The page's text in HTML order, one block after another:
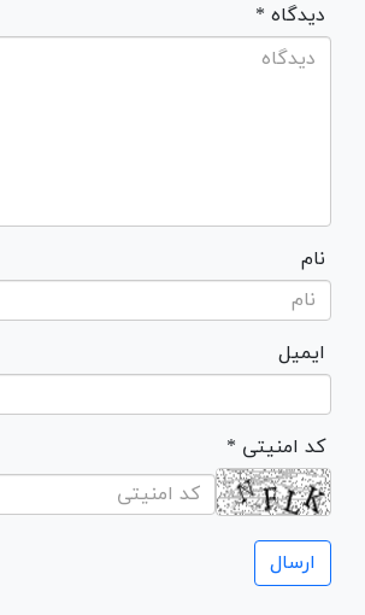
* دیدگاه
نام
ایمیل
* کد امنیتی